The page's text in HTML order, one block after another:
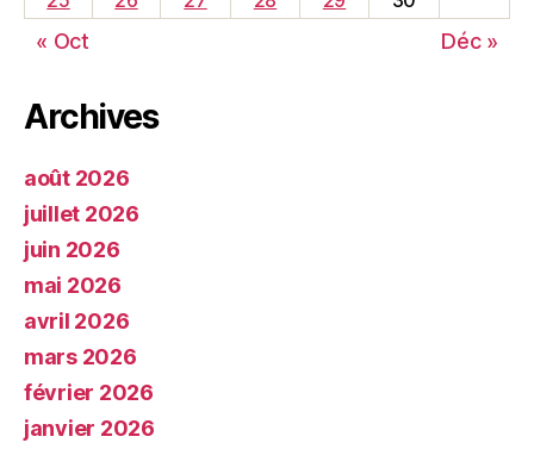
« Oct Déc »
Archives
août 2026
juillet 2026
juin 2026
mai 2026
avril 2026
mars 2026
février 2026
janvier 2026